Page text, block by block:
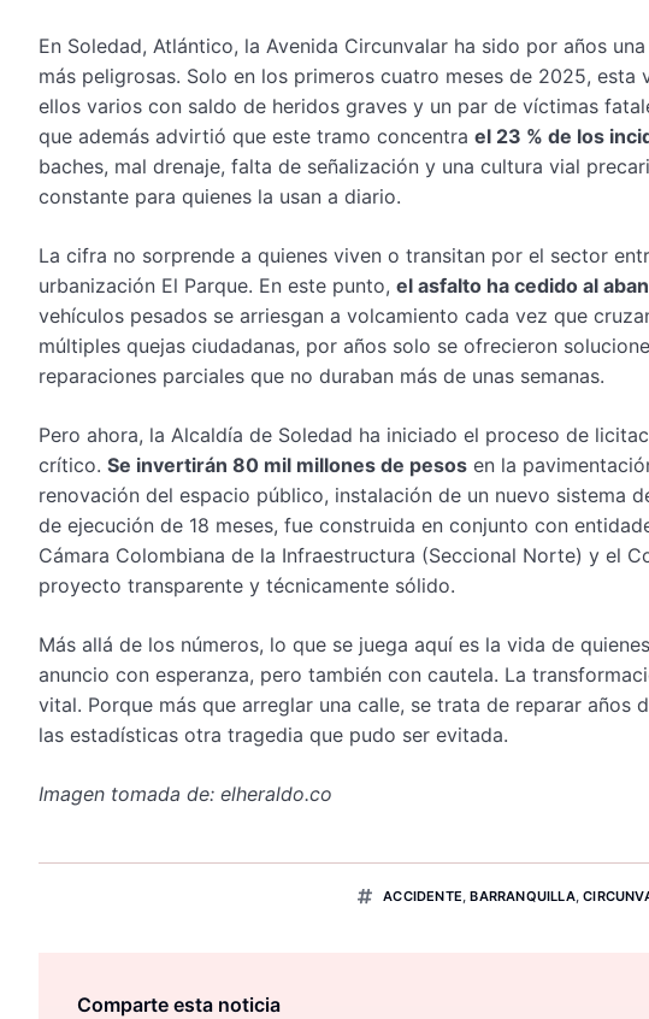
En Soledad, Atlántico, la Avenida Circunvalar ha sido por años
más peligrosas. Solo en los primeros cuatro meses de 2025, esta
ellos varios con saldo de heridos graves y un par de víctimas
que además advirtió que este tramo concentra el 23 % de los
baches, mal drenaje, falta de señalización y una cultura vial
constante para quienes la usan a diario.
La cifra no sorprende a quienes viven o transitan por el sector
urbanización El Parque. En este punto, el asfalto ha cedido al
vehículos pesados se arriesgan a volcamiento cada vez que
múltiples quejas ciudadanas, por años solo se ofrecieron
reparaciones parciales que no duraban más de unas semanas.
Pero ahora, la Alcaldía de Soledad ha iniciado el proceso de
crítico. Se invertirán 80 mil millones de pesos en la
renovación del espacio público, instalación de un nuevo sistema
de ejecución de 18 meses, fue construida en conjunto con
Cámara Colombiana de la Infraestructura (Seccional Norte) y el
proyecto transparente y técnicamente sólido.
Más allá de los números, lo que se juega aquí es la vida de
anuncio con esperanza, pero también con cautela. La
vital. Porque más que arreglar una calle, se trata de reparar
las estadísticas otra tragedia que pudo ser evitada.
Imagen tomada de: elheraldo.co
ACCIDENTE ,BARRANQUILLA,
Comparte esta noticia